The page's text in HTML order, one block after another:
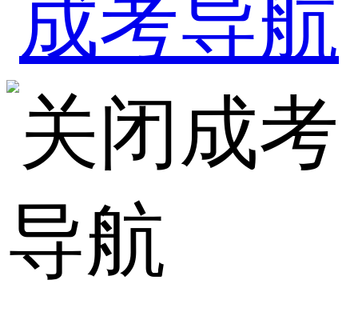
成考
导航